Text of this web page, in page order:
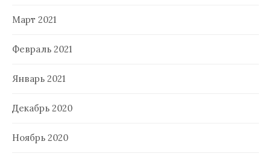
Март 2021
Февраль 2021
Январь 2021
Декабрь 2020
Ноябрь 2020